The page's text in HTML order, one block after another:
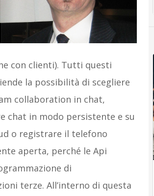
con clienti). Tutti questi
la possibilità di scegliere
collaboration in chat,
chat in modo persistente e su
o registrare il telefono
aperta, perché le Api
di
terze. All’interno di questa